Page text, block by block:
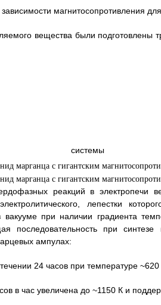
магнитосопротивления
вещества были подготовлены
системы
реакций в электропечи
лепестки
вакууме при наличии градиента
при синтезе
ампулах:
24 часов при температуре ~620
в час увеличена до ~1150 К и